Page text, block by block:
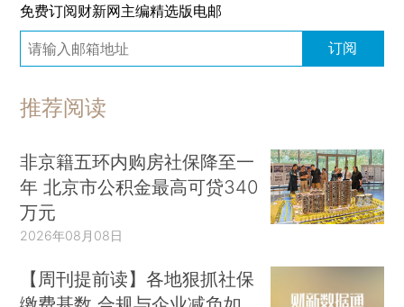
免费订阅财新网主编精选版电邮
订阅
推荐阅读
非京籍五环内购房社保降至一
年 北京市公积金最高可贷340
万元
2026年08月08日
【周刊提前读】各地狠抓社保